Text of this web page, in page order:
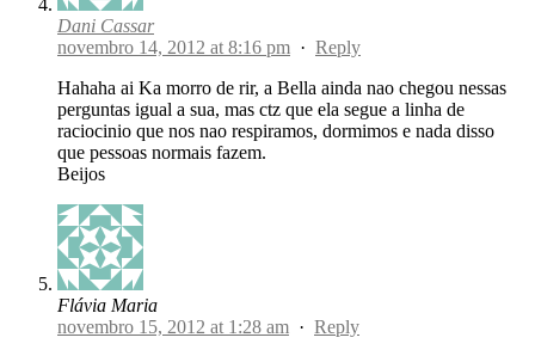
Dani Cassar
novembro 14, 2012 at 8:16 pm · Reply
Hahaha ai Ka morro de rir, a Bella ainda nao chegou nessas
perguntas igual a sua, mas ctz que ela segue a linha de
raciocinio que nos nao respiramos, dormimos e nada disso
que pessoas normais fazem.
Beijos
Flávia Maria
novembro 15, 2012 at 1:28 am · Reply